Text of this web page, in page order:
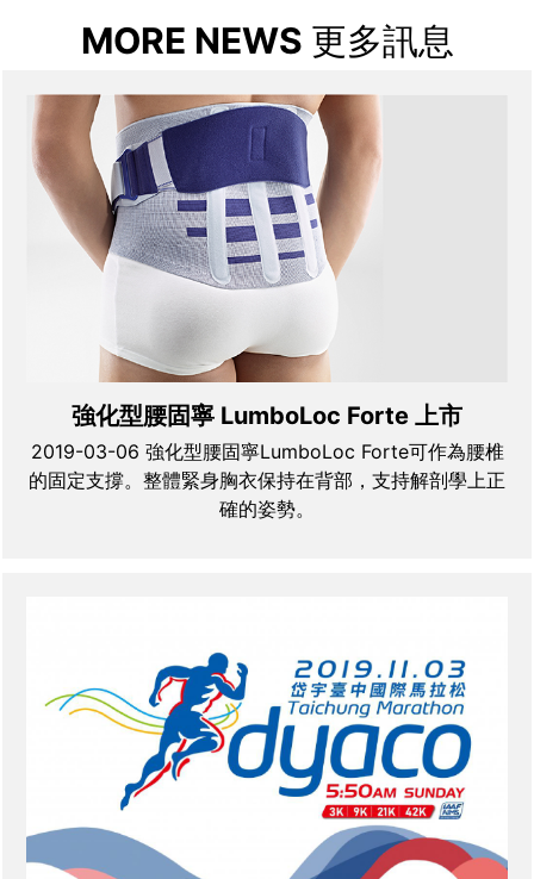
MORE NEWS 更多訊息
強化型腰固寧 LumboLoc Forte 上市
2019-03-06 強化型腰固寧LumboLoc Forte可作為腰椎
的固定支撐。整體緊身胸衣保持在背部，支持解剖學上正
確的姿勢。